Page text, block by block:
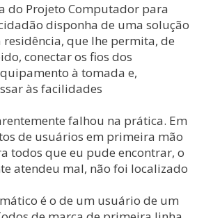
do Projeto Computador para
disponha de uma solução
que lhe permita, de
conectar os fios dos
à tomada e,
às facilidades
falhou na prática. Em
de usuários em primeira mão
todos que eu pude encontrar, o
atendeu mal, não foi localizado
é o de um usuário de um